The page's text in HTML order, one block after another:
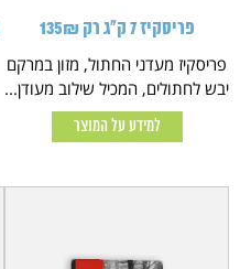
פריסקיז 7 ק"ג רק 135₪
פריסקיז מעדני החתול, מזון במרקם
יבש לחתולים, המכיל שילוב מעודן...
למידע על המוצר